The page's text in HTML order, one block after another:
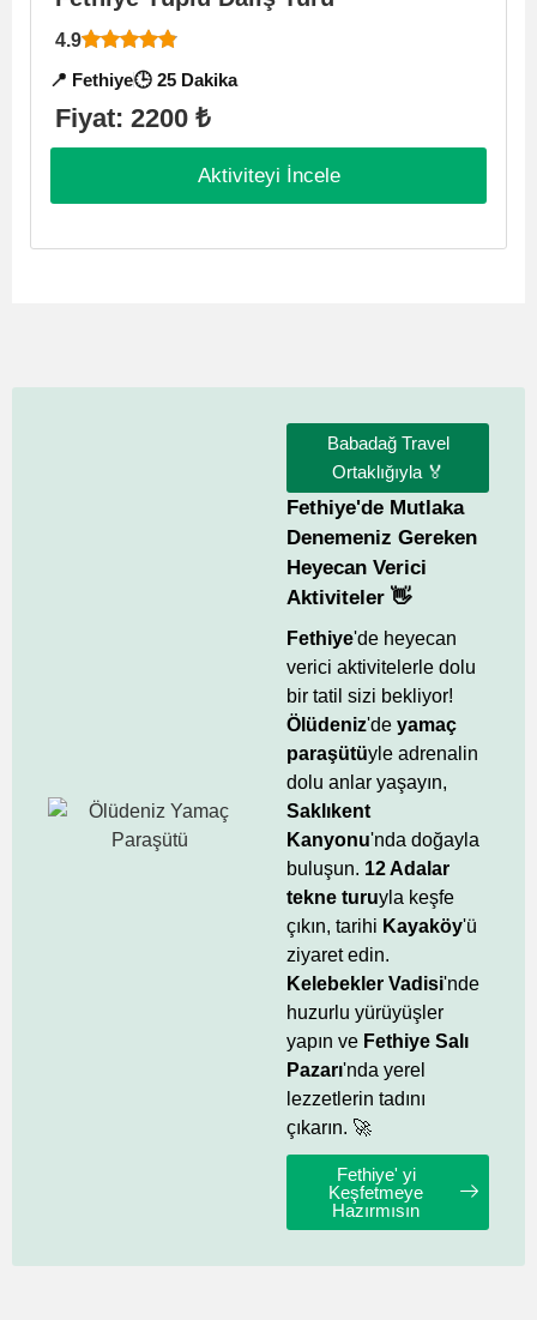
4.9
📍 Fethiye🕒 25 Dakika
Fiyat: 2200 ₺
Aktiviteyi İncele
Babadağ Travel
Ortaklığıyla 🏅
Fethiye'de Mutlaka
Denemeniz Gereken
Heyecan Verici
Aktiviteler 👋
Fethiye'de heyecan
verici aktivitelerle dolu
bir tatil sizi bekliyor!
Ölüdeniz'de yamaç
paraşütüyle adrenalin
dolu anlar yaşayın,
Saklıkent
Kanyonu'nda doğayla
buluşun. 12 Adalar
tekne turuyla keşfe
çıkın, tarihi Kayaköy'ü
ziyaret edin.
Kelebekler Vadisi'nde
huzurlu yürüyüşler
yapın ve Fethiye Salı
Pazarı'nda yerel
lezzetlerin tadını
çıkarın. 🚀
Fethiye' yi
Keşfetmeye
Hazırmısın